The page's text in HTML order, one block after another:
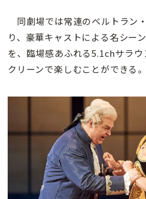
同劇場では常連のベルトラン
り、豪華キャストによる名シー
を、臨場感あふれる5.1chサラ
クリーンで楽しむことができる。